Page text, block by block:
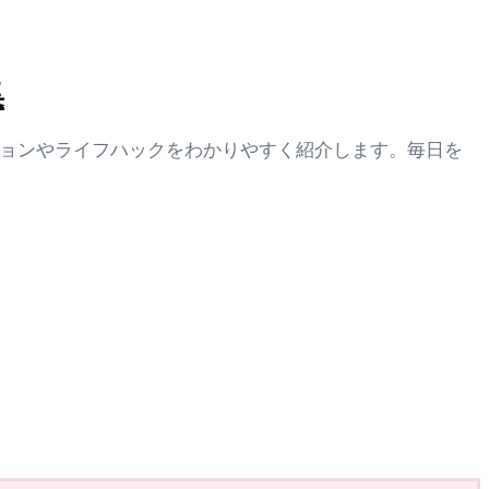
ンやライフハックをわかりやすく紹介します。毎日を